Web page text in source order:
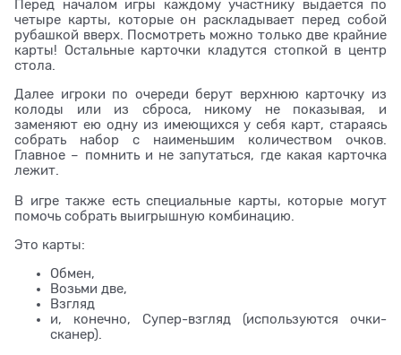
Перед началом игры каждому участнику выдается по
четыре карты, которые он раскладывает перед собой
рубашкой вверх. Посмотреть можно только две крайние
карты! Остальные карточки кладутся стопкой в центр
стола.
Далее игроки по очереди берут верхнюю карточку из
колоды или из сброса, никому не показывая, и
заменяют ею одну из имеющихся у себя карт, стараясь
собрать набор с наименьшим количеством очков.
Главное – помнить и не запутаться, где какая карточка
лежит.
В игре также есть специальные карты, которые могут
помочь собрать выигрышную комбинацию.
Это карты:
Обмен,
Возьми две,
Взгляд
и, конечно, Супер-взгляд (используются очки-
сканер).